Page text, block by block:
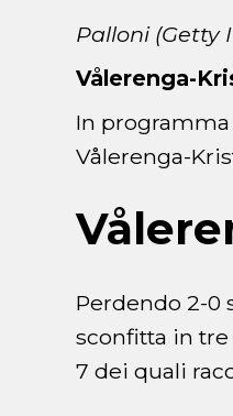
Palloni (Getty
Vålerenga-
In programma
Vålerenga-
Perdendo 2-0
sconfitta in tre
7 dei quali